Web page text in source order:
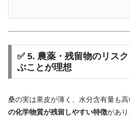
✅ 5. 農薬・ 残留物のリスク
ぶこと が理想
桑の実は果皮が薄く、 水分含有量も高
の化学物質が残留 しやすい特徴があり